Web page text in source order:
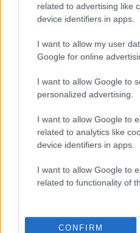
related to advertising like
device identifiers in apps.
I want to allow my user
Google for online
I want to allow Google to
personalized advertising.
I want to allow Google to
related to analytics like
device identifiers in apps.
I want to allow Google to
related to functionality of
CONFIRM
avtomehanikov!
Najboljši vrtni stroji
Kam na izlet v Posočju? Odkrij
delajo namesto vas